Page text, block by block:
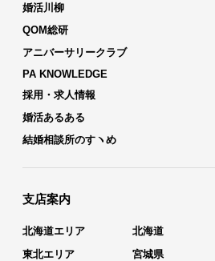
婚活川柳
QOM総研
アニバーサリークラブ
PA KNOWLEDGE
採用・求人情報
婚活あるある
結婚相談所のすヽめ
支店案内
北海道エリア 北海道
東北エリア
宮城県